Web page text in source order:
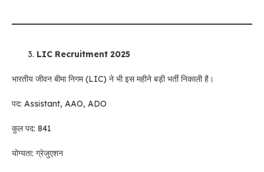
LIC Recruitment 2025
भारतीय जीवन बीमा निगम (LIC) ने भी इस महीने बड़ी भर्ती निकाली है।
पद: Assistant, AAO, ADO
कुल पद: 841
योग्यता: ग्रेजुएशन